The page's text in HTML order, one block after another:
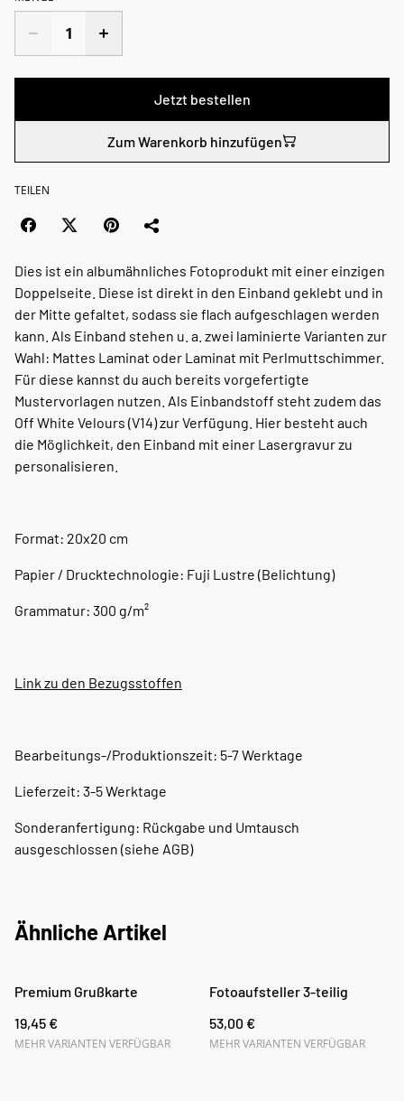
Jetzt bestellen
Zum Warenkorb hinzufügen
TEILEN
Dies ist ein albumähnliches Fotoprodukt mit einer einzigen
Doppelseite. Diese ist direkt in den Einband geklebt und in
der Mitte gefaltet, sodass sie flach aufgeschlagen werden
kann. Als Einband stehen u. a. zwei laminierte Varianten zur
Wahl: Mattes Laminat oder Laminat mit Perlmuttschimmer.
Für diese kannst du auch bereits vorgefertigte
Mustervorlagen nutzen. Als Einbandstoff steht zudem das
Off White Velours (V14) zur Verfügung. Hier besteht auch
die Möglichkeit, den Einband mit einer Lasergravur zu
personalisieren.
Format: 20x20 cm
Papier / Drucktechnologie: Fuji Lustre (Belichtung)
Grammatur: 300 g/m²
Link zu den Bezugsstoffen
Bearbeitungs-/Produktionszeit: 5-7 Werktage
Lieferzeit: 3-5 Werktage
Sonderanfertigung: Rückgabe und Umtausch
ausgeschlossen (siehe AGB)
Ähnliche Artikel
Premium Grußkarte
19,45 €
MEHR VARIANTEN VERFÜGBAR
Fotoaufsteller 3-teilig
53,00 €
MEHR VARIANTEN VERFÜGBAR